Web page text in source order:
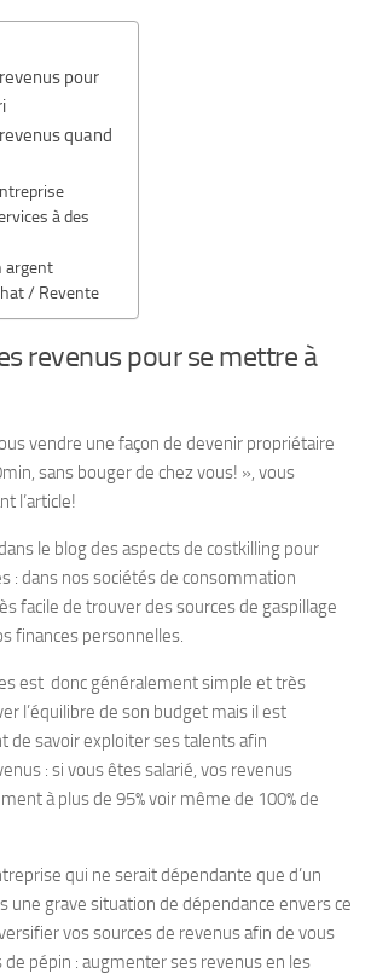
pour
quand
à des
argent
/ Revente
revenus pour se mettre à
vendre une façon de devenir propriétaire
sans bouger de chez vous! », vous
l’article!
le blog des aspects de costkilling pour
: dans nos sociétés de consommation
facile de trouver des sources de gaspillage
finances personnelles.
est donc généralement simple et très
l’équilibre de son budget mais il est
de savoir exploiter ses talents afin
: si vous êtes salarié, vos revenus
à plus de 95% voir même de 100% de
qui ne serait dépendante que d’un
une grave situation de dépendance envers ce
vos sources de revenus afin de vous
de pépin : augmenter ses revenus en les